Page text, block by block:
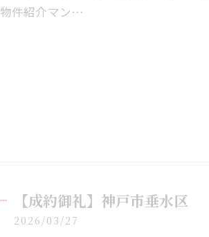
物件紹介マン…
【成約御礼】神戸市垂水区
2026/03/27